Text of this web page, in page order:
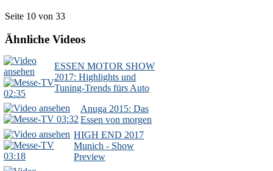
Seite 10 von 33
Ähnliche Videos
02:35
ESSEN MOTOR SHOW
2017: Highlights und
Tuning-Trends fürs Auto
03:32
Anuga 2015: Das
Essen von morgen
03:18
HIGH END 2017
Munich - Show
Preview